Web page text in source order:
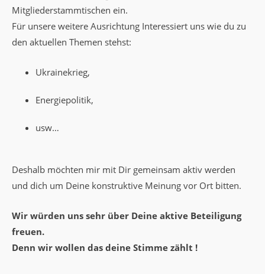
Mitgliederstammtischen ein.
Für unsere weitere Ausrichtung Interessiert uns wie du zu
den aktuellen Themen stehst:
Ukrainekrieg,
Energiepolitik,
usw…
Deshalb möchten mir mit Dir gemeinsam aktiv werden
und dich um Deine konstruktive Meinung vor Ort bitten.
Wir würden uns sehr über Deine aktive Beteiligung
freuen.
Denn wir wollen das deine Stimme zählt !